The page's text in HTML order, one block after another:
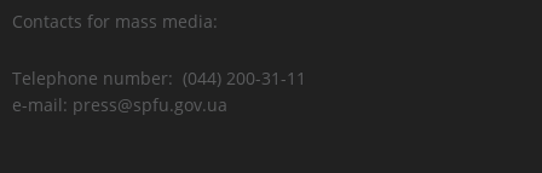
Contacts for mass media:
Telephone number: (044) 200-31-11
e-mail: press@spfu.gov.ua